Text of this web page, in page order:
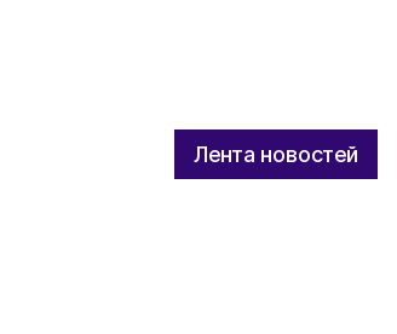
Лента новостей